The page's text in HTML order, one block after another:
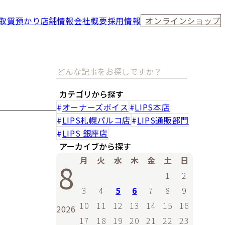
質預かり 店舗情報会社概要採用情報 オンラインショップ
カテゴリから探す
オーナーズボイス
LIPS本店
LIPS札幌パルコ店
LIPS通販部門
LIPS 銀座店
アーカイブから探す
8
2026
月 火 水 木 金 土
日
1
2
3
4 5 6 7 8
9
10
11 12 13 14 15
16
17
18 19 20 21 22 23